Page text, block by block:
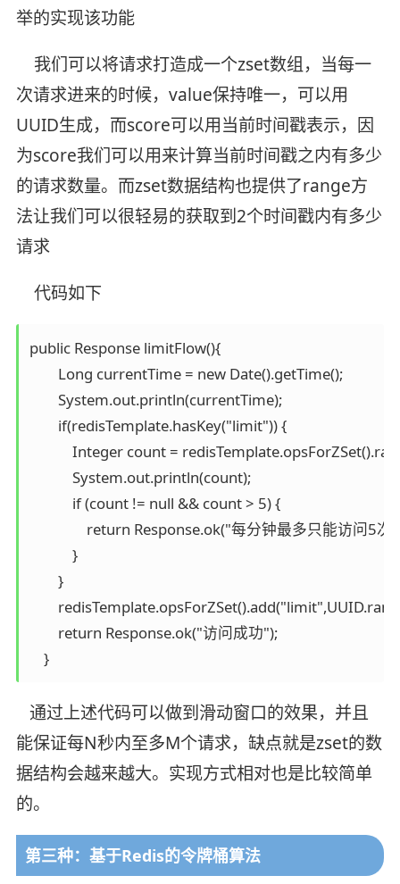
举的实现该功能
我们可以将请求打造成一个zset数组，当每一
次请求进来的时候，value保持唯一，可以用
UUID生成，而score可以用当前时间戳表示，因
为score我们可以用来计算当前时间戳之内有多少
的请求数量。而zset数据结构也提供了range方
法让我们可以很轻易的获取到2个时间戳内有多少
请求
代码如下
public Response limitFlow(){
        Long currentTime = new Date().getTime();
        System.out.println(currentTime);
        if(redisTemplate.hasKey("limit")) {
Integer count =
            System.out.println(count);
            if (count != null && count > 5) {
return Response.ok("每分钟最多只能访问5次
            }
        }
        return Response.ok("访问成功");
    }
通过上述代码可以做到滑动窗口的效果，并且
能保证每N秒内至多M个请求，缺点就是zset的数
据结构会越来越大。实现方式相对也是比较简单
的。
第三种：基于Redis的令牌桶算法